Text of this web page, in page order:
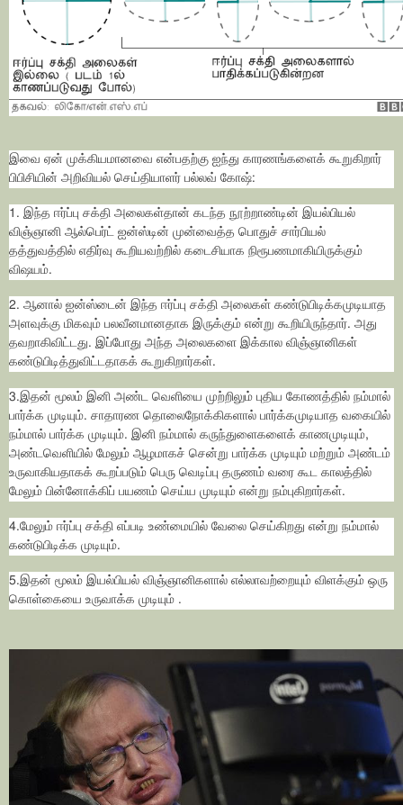
இவை ஏன் முக்கியமானவை என்பதற்கு ஐந்து காரணங்களைக் கூறுகிறார்
பிபிசியின் அறிவியல் செய்தியாளர் பல்லவ் கோஷ்:
1. இந்த ஈர்ப்பு சக்தி அலைகள்தான் கடந்த நூற்றாண்டின் இயல்பியல்
விஞ்ஞானி ஆல்பெர்ட் ஐன்ஸ்டின் முன்வைத்த பொதுச் சார்பியல்
தத்துவத்தில் எதிர்வு கூறியவற்றில் கடைசியாக நிரூபணமாகியிருக்கும்
விஷயம்.
2. ஆனால் ஐன்ஸ்டைன் இந்த ஈர்ப்பு சக்தி அலைகள் கண்டுபிடிக்கமுடியாத
அளவுக்கு மிகவும் பலவீனமானதாக இருக்கும் என்று கூறியிருந்தார். அது
தவறாகிவிட்டது. இப்போது அந்த அலைகளை இக்கால விஞ்ஞானிகள்
கண்டுபிடித்துவிட்டதாகக் கூறுகிறார்கள்.
3.இதன் மூலம் இனி அண்ட வெளியை முற்றிலும் புதிய கோணத்தில் நம்மால்
பார்க்க முடியும். சாதாரண தொலைநோக்கிகளால் பார்க்கமுடியாத வகையில்
நம்மால் பார்க்க முடியும். இனி நம்மால் கருந்துளைகளைக் காணமுடியும்,
அண்டவெளியில் மேலும் ஆழமாகச் சென்று பார்க்க முடியும் மற்றும் அண்டம்
உருவாகியதாகக் கூறப்படும் பெரு வெடிப்பு தருணம் வரை கூட காலத்தில்
மேலும் பின்னோக்கிப் பயணம் செய்ய முடியும் என்று நம்புகிறார்கள்.
4.மேலும் ஈர்ப்பு சக்தி எப்படி உண்மையில் வேலை செய்கிறது என்று நம்மால்
கண்டுபிடிக்க முடியும்.
5.இதன் மூலம் இயல்பியல் விஞ்ஞானிகளால் எல்லாவற்றையும் விளக்கும் ஒரு
கொள்கையை உருவாக்க முடியும் .